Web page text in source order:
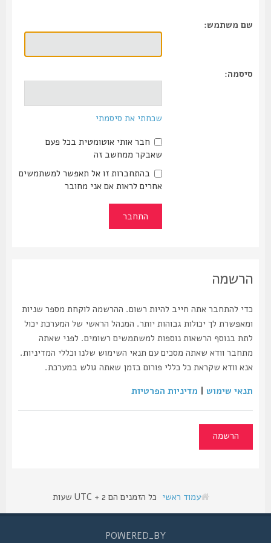
שם משתמש:
סיסמה:
שכחתי את סיסמתי
חבר אותי אוטומטית בכל פעם
שאבקר ממחשב זה
בהתחברות זו אל תאפשר למשתמשים
אחרים לראות אם אני מחובר
הרשמה
כדי להתחבר אתה חייב להיות רשום. ההרשמה לוקחת מספר שניות
ומאפשרת לך יכולות גבוהות יותר. המנהל הראשי של המערכת יכול
לתת בנוסף הרשאות נוספות למשתמשים רשומים. לפני שאתה
מתחבר וודא שאתה מסכים עם תנאי השימוש שלנו וכללי המדיניות.
אנא וודא שקראת כל כללי פורום בזמן שאתה גולש במערכת.
תנאי שימוש|מדיניות הפרטיות
הרשמה
עמוד ראשי כל הזמנים הם UTC + 2 שעות
POWERED_BY